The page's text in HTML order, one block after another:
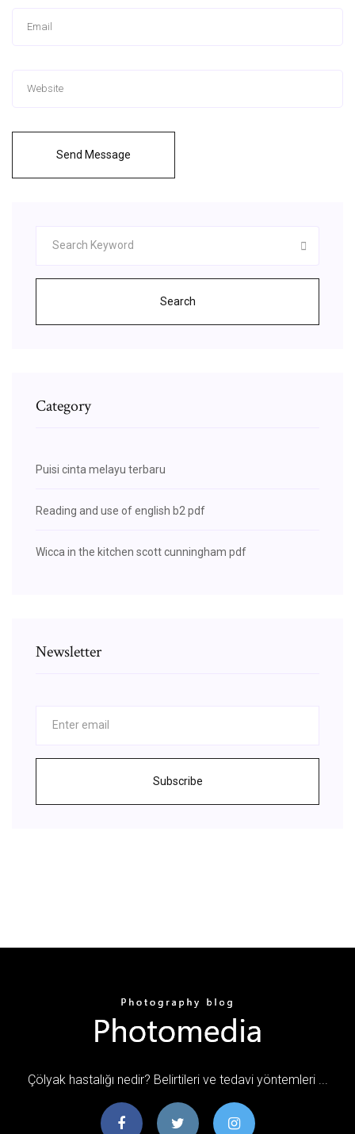
Send Message
Search
Category
Puisi cinta melayu terbaru
Reading and use of english b2 pdf
Wicca in the kitchen scott cunningham pdf
Newsletter
Subscribe
Çölyak hastalığı nedir? Belirtileri ve tedavi yöntemleri ...